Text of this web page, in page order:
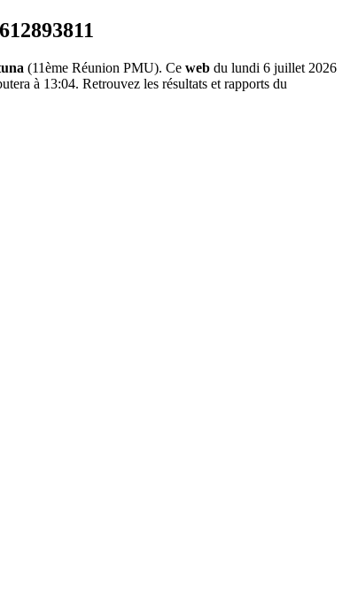
(11ème Réunion PMU). Ce web du lundi 6 juillet 2026
à 13:04. Retrouvez les résultats et rapports du